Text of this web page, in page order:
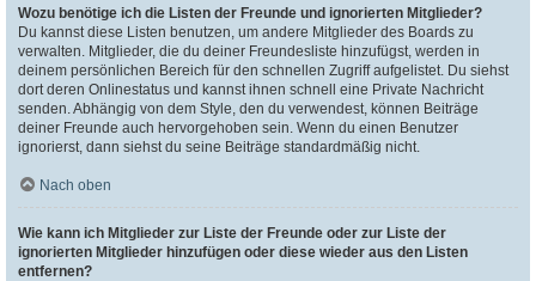
Wozu benötige ich die Listen der Freunde und ignorierten Mitglieder?
Du kannst diese Listen benutzen, um andere Mitglieder des Boards zu
verwalten. Mitglieder, die du deiner Freundesliste hinzufügst, werden in
deinem persönlichen Bereich für den schnellen Zugriff aufgelistet. Du siehst
dort deren Onlinestatus und kannst ihnen schnell eine Private Nachricht
senden. Abhängig von dem Style, den du verwendest, können Beiträge
deiner Freunde auch hervorgehoben sein. Wenn du einen Benutzer
ignorierst, dann siehst du seine Beiträge standardmäßig nicht.
Nach oben
Wie kann ich Mitglieder zur Liste der Freunde oder zur Liste der
ignorierten Mitglieder hinzufügen oder diese wieder aus den Listen
entfernen?